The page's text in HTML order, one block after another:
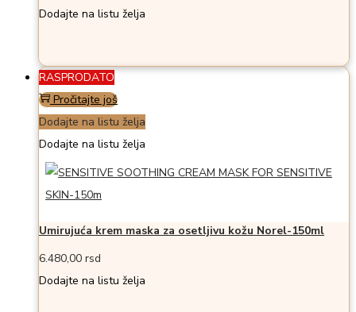
Dodajte na listu želja
RASPRODATO
Pročitajte još
Dodajte na listu želja
Dodajte na listu želja
Umirujuća krem maska za osetljivu kožu Norel-150ml
6.480,00 rsd
Dodajte na listu želja